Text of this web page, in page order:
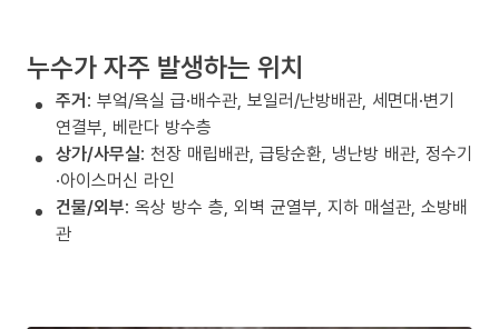
누수가 자주 발생하는 위치
주거: 부엌/욕실 급·배수관, 보일러/난방배관, 세면대·변기
연결부, 베란다 방수층
상가/사무실: 천장 매립배관, 급탕순환, 냉난방 배관, 정수기
·아이스머신 라인
건물/외부: 옥상 방수 층, 외벽 균열부, 지하 매설관, 소방배
관